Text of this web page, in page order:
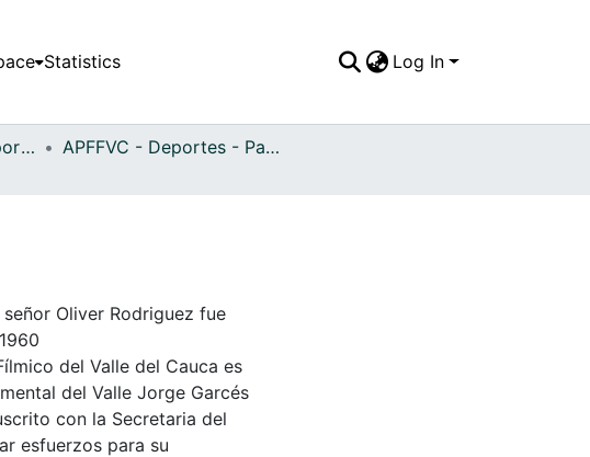
Statistics Log In
La Educación y el Deporte
APFFVC - Deportes - Patrimonial
Oliver Rodriguez fue
del Valle del Cauca es
del Valle Jorge Garcés
con la Secretaria del
esfuerzos para su